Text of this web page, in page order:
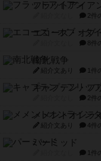
フラットアイア
2件
エコーズ・オブ
8件
南北戦争
紹介文あり 1件
キャプテン・フ
2件
メメントオンラ
紹介文あり 4件
パーミッド
1件